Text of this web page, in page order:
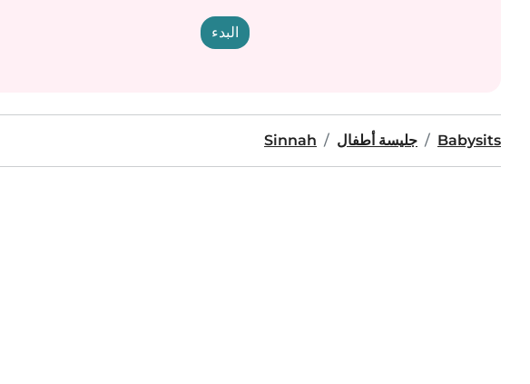
البدء
Babysits جليسة أطفال Sinnah